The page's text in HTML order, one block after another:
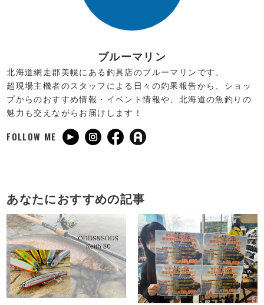
ブルーマリン
北海道網走郡美幌にある釣具店のブルーマリンです。
超現場主機者のスタッフによる日々の釣果報告から、ショッ
プからのおすすめ情報・イベント情報や、北海道の魚釣りの
魅力も交えながらお届けします！
FOLLOW ME
あなたにおすすめの記事